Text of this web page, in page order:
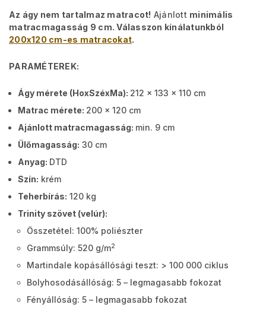
Az ágy nem tartalmaz matracot! Ajánlott minimális
matracmagasság 9 cm. Válasszon kínálatunkból
200x120 cm-es matracokat.
PARAMÉTEREK:
Ágy mérete (HoxSzéxMa): 212 x 133 x 110 cm
Matrac mérete: 200 x 120 cm
Ajánlott matracmagasság: min. 9 cm
Ülőmagasság: 30 cm
Anyag: DTD
Szín: krém
Teherbírás: 120 kg
Trinity szövet (velúr):
Összetétel: 100% poliészter
Grammsúly: 520 g/m2
Martindale kopásállósági teszt: > 100 000 ciklus
Bolyhosodásállóság: 5 – legmagasabb fokozat
Fényállóság: 5 – legmagasabb fokozat